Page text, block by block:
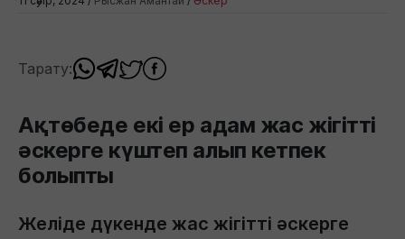
Тарату:
Ақтөбеде екі ер адам жас жігітті
әскерге күштеп алып кетпек
болыпты
Желіде дүкенде жас жігітті әскерге